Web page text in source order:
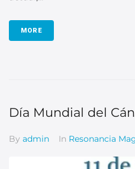
MORE
Día Mundial del
By admin In Resonancia